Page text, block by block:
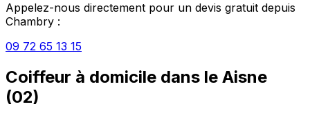
Appelez-nous directement pour un devis gratuit depuis
Chambry :
09 72 65 13 15
Coiffeur à domicile dans le Aisne
(02)